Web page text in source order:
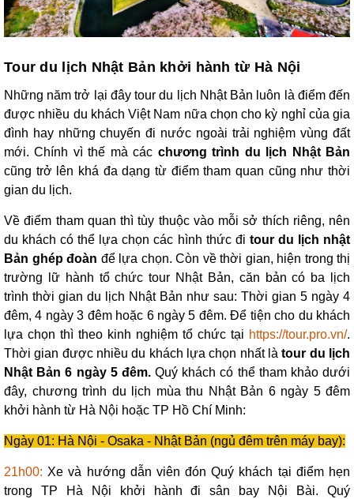
Tour du lịch Nhật Bản khởi hành từ Hà Nội
Những năm trở lại đây tour du lịch Nhật Bản luôn là điểm đến
được nhiều du khách Việt Nam nữa chọn cho kỳ nghỉ của gia
đình hay những chuyến đi nước ngoài trải nghiệm vùng đất
mới. Chính vì thế mà các chương trình du lịch Nhật Bản
cũng trở lên khá đa dạng từ điểm tham quan cũng như thời
gian du lịch.
Về điểm tham quan thì tùy thuộc vào mỗi sở thích riêng, nên
du khách có thể lựa chọn các hình thức đi tour du lịch nhật
Bản ghép đoàn để lựa chọn. Còn về thời gian, hiện trong thị
trường lữ hành tổ chức tour Nhật Bản, căn bản có ba lịch
trình thời gian du lịch Nhật Bản như sau: Thời gian 5 ngày 4
đêm, 4 ngày 3 đêm hoặc 6 ngày 5 đêm. Để tiện cho du khách
lựa chọn thì theo kinh nghiệm tổ chức tại https://tour.pro.vn/.
Thời gian được nhiều du khách lựa chọn nhất làtour du lịch
Nhật Bản 6 ngày 5 đêm. Quý khách có thể tham khảo dưới
đây, chương trình du lịch mùa thu Nhật Bản 6 ngày 5 đêm
khởi hành từ Hà Nội hoặc TP Hồ Chí Minh:
Ngày 01: Hà Nội - Osaka - Nhật Bản (ngủ đêm trên máy bay):
21h00: Xe và hướng dẫn viên đón Quý khách tại điểm hẹn
trong TP Hà Nội khởi hành đi sân bay Nội Bài. Quý